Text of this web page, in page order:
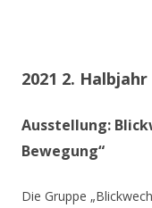
2021 2. Halbjahr
Ausstellung:
Bewegung“
Die Gruppe